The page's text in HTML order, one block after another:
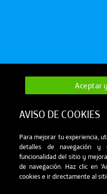
AVISO DE COOKIES
Para mejorar tu experiencia,
detalles de navegación y
funcionalidad del sitio y
de navegación. Haz clic en
cookies e ir directamente al
Aceptar